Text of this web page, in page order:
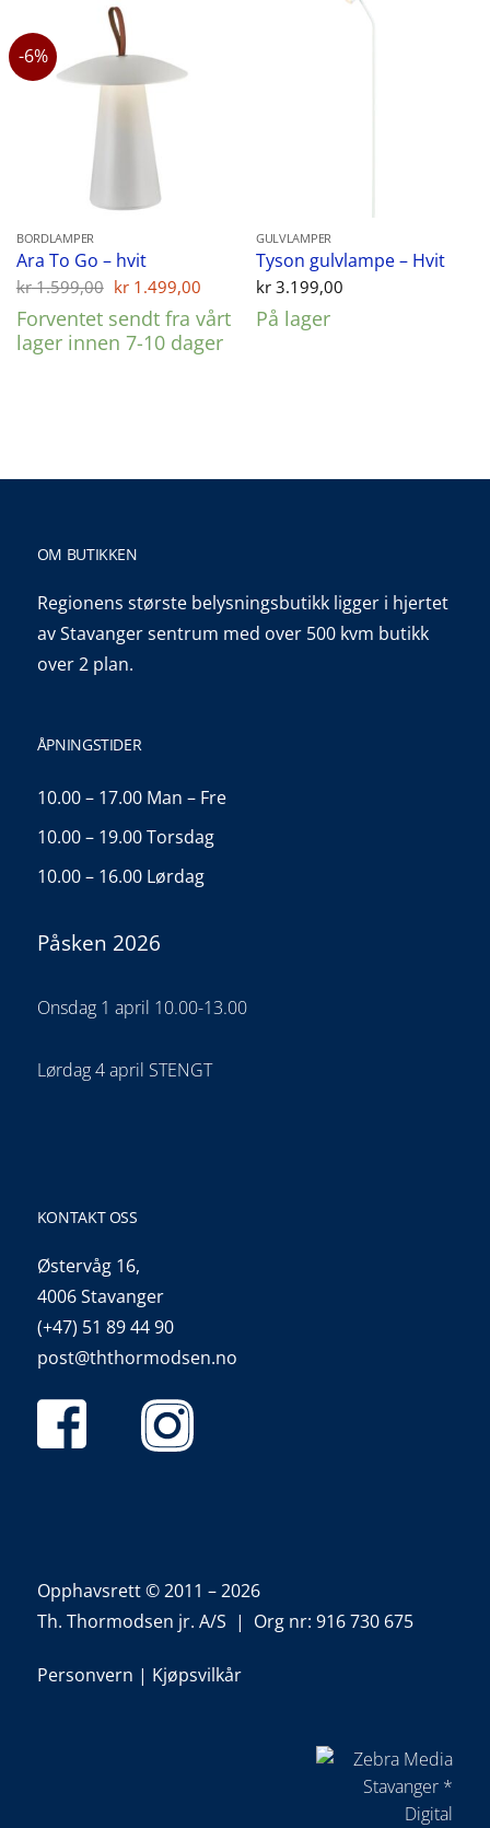
-6%
BORDLAMPER
Ara To Go – hvit
kr1.599,00 Opprinnelig
var:
kr 1.599,00.
kr 1.499,00 Nåværende
pris
er:
kr 1.499,00.
Forventet sendt fra vårt
lager innen 7-10 dager
GULVLAMPER
Tyson gulvlampe – Hvit
kr3.199,00
På lager
OM BUTIKKEN
Regionens største belysningsbutikk ligger i hjertet
av Stavanger sentrum med over 500 kvm butikk
over 2 plan.
ÅPNINGSTIDER
10.00 – 17.00 Man – Fre
10.00 – 19.00 Torsdag
10.00 – 16.00 Lørdag
Påsken 2026
Onsdag 1 april 10.00-13.00
Lørdag 4 april STENGT
KONTAKT OSS
Østervåg 16,
4006 Stavanger
(+47) 51 89 44 90
post@ththormodsen.no
Opphavsrett © 2011 – 2026
Th. Thormodsen jr. A/S | Org nr: 916 730 675
Personvern | Kjøpsvilkår